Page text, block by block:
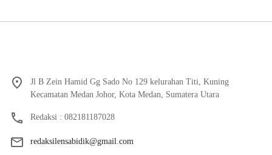
Jl B Zein Hamid Gg Sado No 129 kelurahan Titi, Kuning
Kecamatan Medan Johor, Kota Medan, Sumatera Utara
Redaksi : 082181187028
redaksilensabidik@gmail.com